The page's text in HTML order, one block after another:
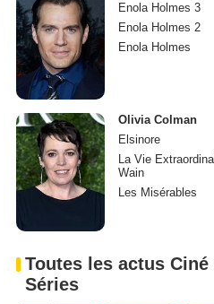
Enola Holmes 3
Enola Holmes 2
Enola Holmes
Olivia Colman
Elsinore
La Vie
Wain
Les Misérables
Toutes les actus Ciné
Séries